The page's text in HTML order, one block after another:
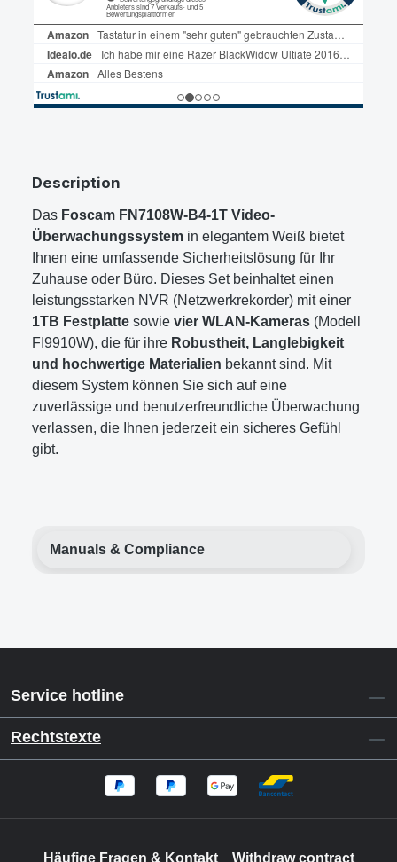
Description
Das Foscam FN7108W-B4-1T Video-
Überwachungssystem in elegantem Weiß bietet
Ihnen eine umfassende Sicherheitslösung für Ihr
Zuhause oder Büro. Dieses Set beinhaltet einen
leistungsstarken NVR (Netzwerkrekorder) mit einer
1TB Festplatte sowie vier WLAN-Kameras (Modell
FI9910W), die für ihre Robustheit, Langlebigkeit
und hochwertige Materialien bekannt sind. Mit
diesem System können Sie sich auf eine
zuverlässige und benutzerfreundliche Überwachung
verlassen, die Ihnen jederzeit ein sicheres Gefühl
gibt.
Manuals & Compliance
Service hotline
Rechtstexte
Häufige Fragen & Kontakt Withdraw contract